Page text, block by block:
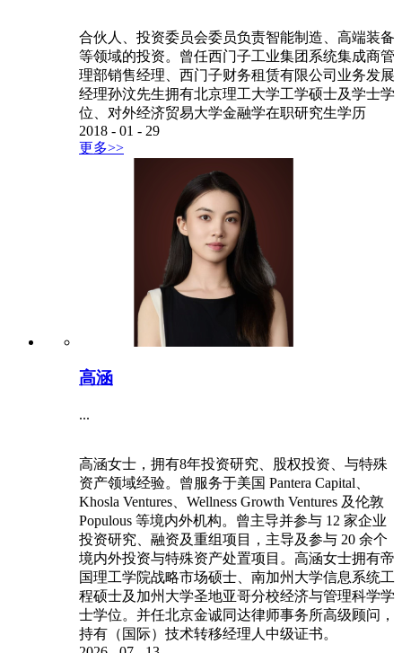
合伙人、投资委员会委员负责智能制造、高端装备
等领域的投资。曾任西门子工业集团系统集成商管
理部销售经理、西门子财务租赁有限公司业务发展
经理孙汶先生拥有北京理工大学工学硕士及学士学
位、对外经济贸易大学金融学在职研究生学历
2018 - 01 - 29
更多>>
高涵
...
高涵女士，拥有8年投资研究、股权投资、与特殊
资产领域经验。曾服务于美国 Pantera Capital、
Khosla Ventures、Wellness Growth Ventures 及伦敦
Populous 等境内外机构。曾主导并参与 12 家企业
投资研究、融资及重组项目，主导及参与 20 余个
境内外投资与特殊资产处置项目。高涵女士拥有帝
国理工学院战略市场硕士、南加州大学信息系统工
程硕士及加州大学圣地亚哥分校经济与管理科学学
士学位。并任北京金诚同达律师事务所高级顾问，
持有（国际）技术转移经理人中级证书。